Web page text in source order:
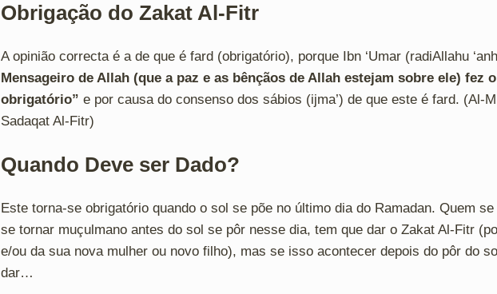
Obrigação do Zakat Al-Fitr
A opinião correcta é a de que é fard (obrigatório), porque Ibn ‘Umar (radiAllahu
Mensageiro de Allah (que a paz e as bênçãos de Allah estejam sobre ele) fez
obrigatório” e por causa do consenso dos sábios (ijma’) de que este é fard. (Al-
Sadaqat Al-Fitr)
Quando Deve ser Dado?
Este torna-se obrigatório quando o sol se põe no último dia do Ramadan. Quem
se tornar muçulmano antes do sol se pôr nesse dia, tem que dar o Zakat Al-Fitr
e/ou da sua nova mulher ou novo filho), mas se isso acontecer depois do pôr do
dar…